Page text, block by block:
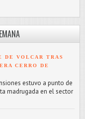
DE VOLCAR TRAS
CERRO DE
estuvo a punto de
madrugada en el sector